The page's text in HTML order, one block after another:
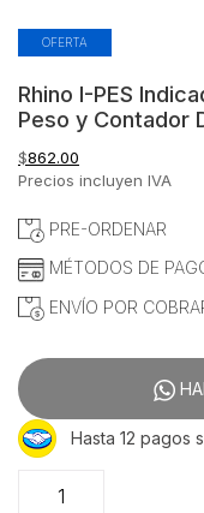
OFERTA
Rhino I-PES
Peso y Contador
$862.00
Precios incluyen IVA
PRE-ORDENAR
MÉTODOS DE
ENVÍO POR
Hasta 12 pagos